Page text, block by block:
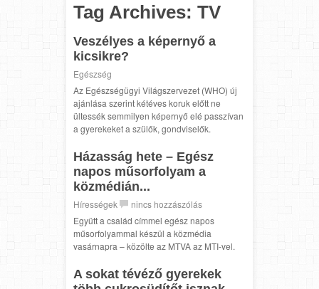
Tag Archives: TV
Veszélyes a képernyő a
kicsikre?
Egészség
Az Egészségügyi Világszervezet (WHO) új
ajánlása szerint kétéves koruk előtt ne
ültessék semmilyen képernyő elé passzívan
a gyerekeket a szülők, gondviselők.
Házasság hete – Egész
napos műsorfolyam a
közmédián...
Hírességek
nincs hozzászólás
Együtt a család címmel egész napos
műsorfolyammal készül a közmédia
vasárnapra – közölte az MTVA az MTI-vel.
A sokat tévéző gyerekek